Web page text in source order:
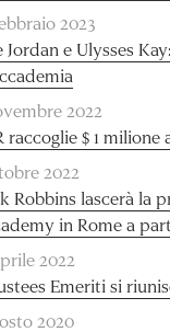
2023
Jordan e Ulysses
2022
raccoglie $ 1 milione
2022
Robbins lascerà la
in Rome a
2022
Emeriti si
2020